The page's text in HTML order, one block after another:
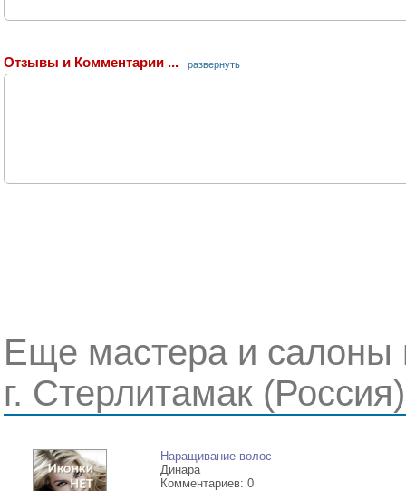
-->
Отзывы и Комментарии ... развернуть
Еще мастера и салоны
г. Стерлитамак (Россия)
Наращивание волос
Динара
Комментариев: 0